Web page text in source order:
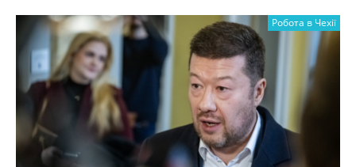
Робота в Чехії